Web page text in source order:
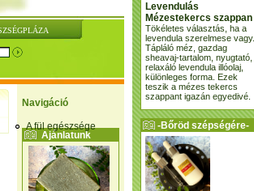
Navigáció
A fül egészsége
Ajánlatunk
Levendulás
Mézestekercs szappan
Tökéletes választás, ha a
levendula szerelmese vagy.
Tápláló méz, gazdag
sheavaj-tartalom, nyugtató,
relaxáló levendula illóolaj,
különleges forma. Ezek
teszik a mézes tekercs
szappant igazán egyedivé.
-Bőröd szépségére-